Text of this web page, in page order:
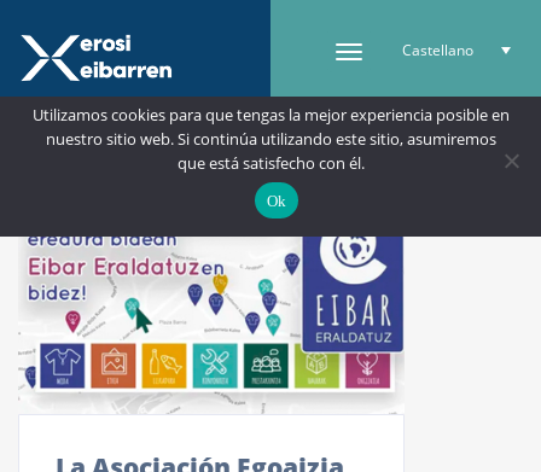
Castellano
Utilizamos cookies para que tengas la mejor experiencia posible en
nuestro sitio web. Si continúa utilizando este sitio, asumiremos
que está satisfecho con él.
Ok